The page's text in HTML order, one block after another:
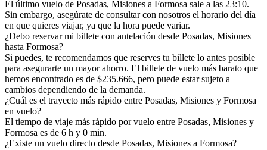
El último vuelo de Posadas, Misiones a Formosa sale a las 23:10.
Sin embargo, asegúrate de consultar con nosotros el horario del día
en que quieres viajar, ya que la hora puede variar.
¿Debo reservar mi billete con antelación desde Posadas, Misiones
hasta Formosa?
Si puedes, te recomendamos que reserves tu billete lo antes posible
para asegurarte un mayor ahorro. El billete de vuelo más barato que
hemos encontrado es de $235.666, pero puede estar sujeto a
cambios dependiendo de la demanda.
¿Cuál es el trayecto más rápido entre Posadas, Misiones y Formosa
en vuelo?
El tiempo de viaje más rápido por vuelo entre Posadas, Misiones y
Formosa es de 6 h y 0 min.
¿Existe un vuelo directo desde Posadas, Misiones a Formosa?